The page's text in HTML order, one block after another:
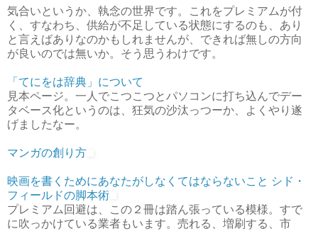
気合いというか、執念の世界です。これをプレミアムが付
く、すなわち、供給が不足している状態にするのも、あり
と言えばありなのかもしれませんが、できれば無しの方向
が良いのでは無いか。そう思うわけです。
「てにをは辞典」について
見本ページ。一人でこつこつとパソコンに打ち込んでデー
タベース化というのは、狂気の沙汰っつーか、よくやり遂
げましたなー。
マンガの創り方
映画を書くためにあなたがしなくてはならないこと シド・
フィールドの脚本術
プレミアム回避は、この２冊は踏ん張っている模様。すで
に吹っかけている業者もいます。売れる、増刷する、市